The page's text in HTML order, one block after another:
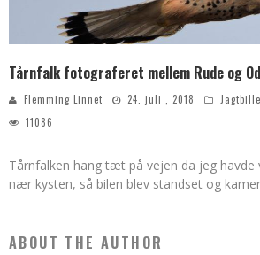
Tårnfalk fotograferet mellem Rude og
Flemming Linnet 24. juli , 2018
11086
Tårnfalken hang tæt på vejen da jeg
nær kysten, så bilen blev standset og
ABOUT THE AUTHOR